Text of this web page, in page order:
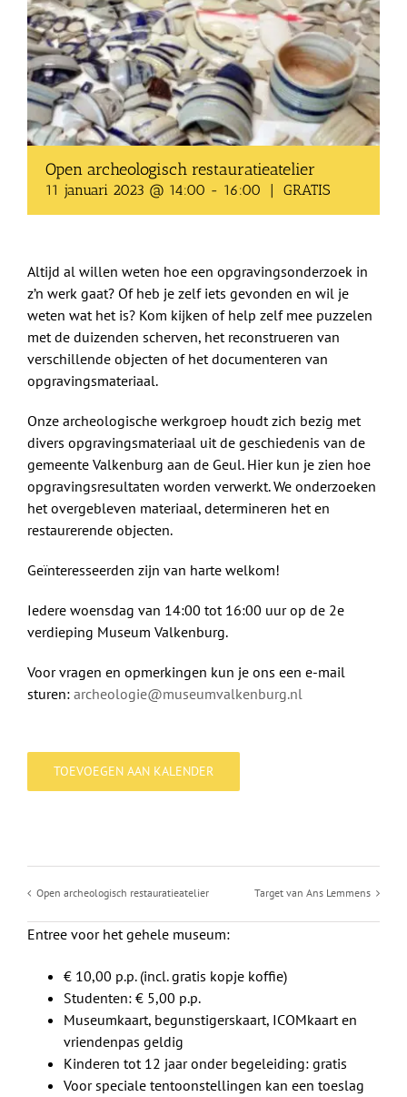
Shop
Over Ons
BEZOEK
Open archeologisch restauratieatelier
11 januari 2023 @ 14:00 - 16:00 GRATIS
Altijd al willen weten hoe een opgravingsonderzoek in
z’n werk gaat? Of heb je zelf iets gevonden en wil je
weten wat het is? Kom kijken of help zelf mee puzzelen
met de duizenden scherven, het reconstrueren van
verschillende objecten of het documenteren van
opgravingsmateriaal.
Onze archeologische werkgroep houdt zich bezig met
divers opgravingsmateriaal uit de geschiedenis van de
gemeente Valkenburg aan de Geul. Hier kun je zien hoe
opgravingsresultaten worden verwerkt. We onderzoeken
het overgebleven materiaal, determineren het en
restaurerende objecten.
Geïnteresseerden zijn van harte welkom!
Iedere woensdag van 14:00 tot 16:00 uur op de 2e
verdieping Museum Valkenburg.
Voor vragen en opmerkingen kun je ons een e-mail
sturen: archeologie@museumvalkenburg.nl
TOEVOEGEN AAN KALENDER
Open archeologisch restauratieatelier Target van Ans Lemmens
Entree voor het gehele museum:
€ 10,00 p.p. (incl. gratis kopje koffie)
Studenten: € 5,00 p.p.
Museumkaart, begunstigerskaart, ICOMkaart en
vriendenpas geldig
Kinderen tot 12 jaar onder begeleiding: gratis
Voor speciale tentoonstellingen kan een toeslag